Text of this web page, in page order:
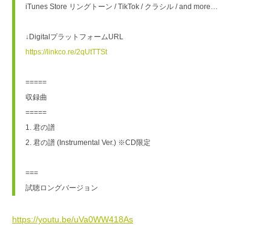
iTunes Store リングトーン / TikTok / クラシル / and more…
↓DigitalプラットフォームURL
https://linkco.re/2qUtTTSt
=====
収録曲
=====
1. 君の譜
2. 君の譜 (Instrumental Ver.) ※CD限定
===
試聴ロングバージョン
https://youtu.be/uVa0WW418As